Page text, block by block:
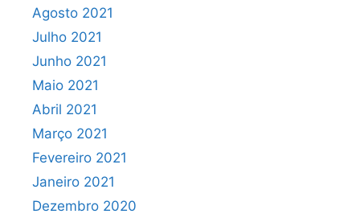
Agosto 2021
Julho 2021
Junho 2021
Maio 2021
Abril 2021
Março 2021
Fevereiro 2021
Janeiro 2021
Dezembro 2020